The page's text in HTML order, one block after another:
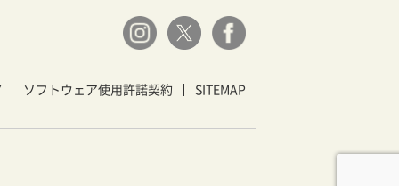
ソフトウェア使用許諾契約 SITEMAP